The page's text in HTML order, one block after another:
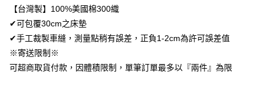
相關說明
AFTEE先享後付是「在收到商品之後才付款」的支付方式。 讓您購物簡單
便利好安心！
１．簡單：不需註冊會員、不需綁卡、不需儲值。
２．便利：只要手機號碼，簡訊認證，即可結帳。
３．安心：先確認商品／服務後，再付款。
ATM付款
運送方式
全家取貨付款
【台灣製】100%美國棉300織
✔可包覆30cm之床墊
✔手工裁製車縫，測量點稍有誤差，正負1-2cm為許可誤差值
※寄送限制※
可超商取貨付款，因體積限制，單筆訂單最多以『兩件』為限